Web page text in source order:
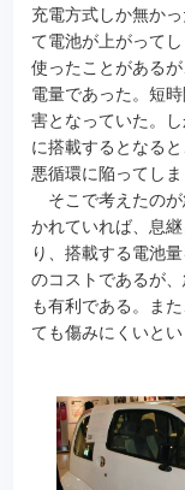
充電方式しか無か
て電池が上がって
使ったことがある
電量であった。短
害となっていた。
に搭載するとなる
悪循環に陥ってしま
そこで考えたのが
かれていれば、息
り、搭載する電池
のコストであるが
も有利である。ま
ても傷みにくいとい